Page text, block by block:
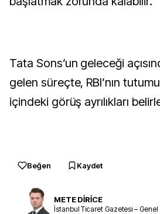
Tata Sons’un geleceği
gelen süreçte, RBI’nın
içindeki görüş ayrılıkları
Beğen Kaydet
METE DİRİCE
İstanbul Ticaret Gazetesi – Genel